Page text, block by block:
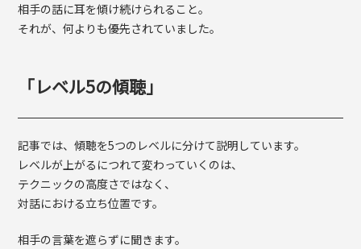
相手の話に耳を傾け続けられること。
それが、何よりも優先されていました。
「レベル5の傾聴」
記事では、傾聴を5つのレベルに分けて説明しています。
レベルが上がるにつれて変わっていくのは、
テクニックの高度さではなく、
対話における立ち位置です。
相手の言葉を遮らずに聞きます。